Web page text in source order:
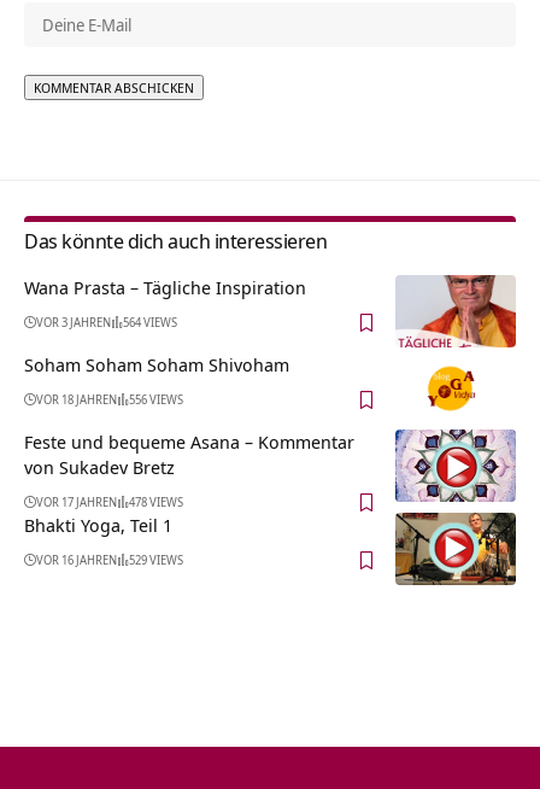
Das könnte dich auch interessieren
Wana Prasta – Tägliche Inspiration
VOR 3 JAHREN 564 VIEWS
Soham Soham Soham Shivoham
VOR 18 JAHREN 556 VIEWS
Feste und bequeme Asana – Kommentar
von Sukadev Bretz
VOR 17 JAHREN 478 VIEWS
Bhakti Yoga, Teil 1
VOR 16 JAHREN 529 VIEWS